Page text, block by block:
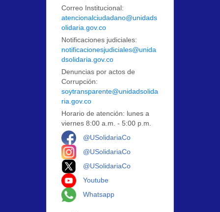
Correo Institucional:
atencionalciudadano@unidads
olidaria.gov.co
Notificaciones judiciales:
notificacionesjudiciales@unida
dsolidaria.gov.co
Denuncias por actos de
Corrupción:
soytransparente@unidadsolida
ria.gov.co
Horario de atención: lunes a
viernes 8:00 a.m. - 5:00 p.m.
@USolidariaCo
@USolidariaCo
@USolidariaCo
Youtube
Whatsapp